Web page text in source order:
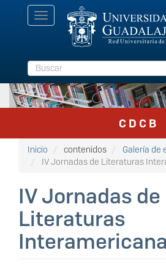
Toggle
navigation
Buscar
C D C B
Inicio contenidos
Galería de
IV Jornadas de Literaturas
IV Jornadas de
Literaturas